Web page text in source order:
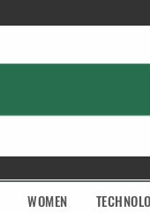
WOMEN